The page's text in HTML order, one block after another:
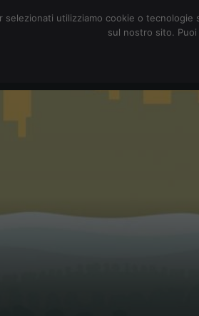
selezionati utilizziamo cookie o
sul nostro sito.